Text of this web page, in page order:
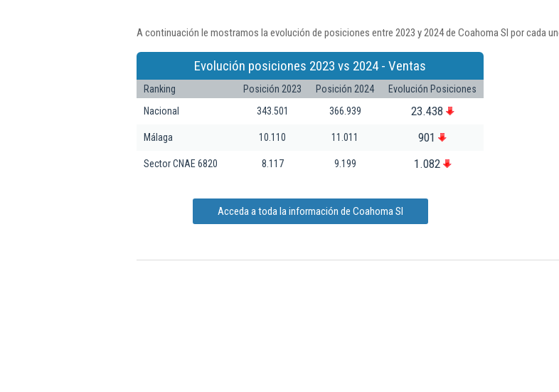
A continuación le mostramos la evolución de posiciones entre 2023 y 2024 de Coahoma Sl por cada
Evolución posiciones 2023 vs 2024 - Ventas
Ranking Posición 2023 Posición 2024
Evolución Posiciones
Nacional
343.501 366.939 23.438
Málaga 10.110 11.011 901
Sector CNAE 6820 8.117 9.199 1.082
Acceda a toda la información de Coahoma Sl